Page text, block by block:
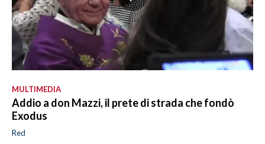
MULTIMEDIA
Addio a don Mazzi, il prete di strada che fondò
Exodus
Red